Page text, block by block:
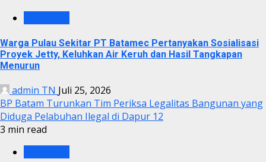
Warga Pulau Sekitar PT Batamec Pertanyakan Sosialisasi
Proyek Jetty, Keluhkan Air Keruh dan Hasil Tangkapan
Menurun
admin TN Juli 25, 2026
BP Batam Turunkan Tim Periksa Legalitas Bangunan yang
Diduga Pelabuhan Ilegal di Dapur 12
3 min read